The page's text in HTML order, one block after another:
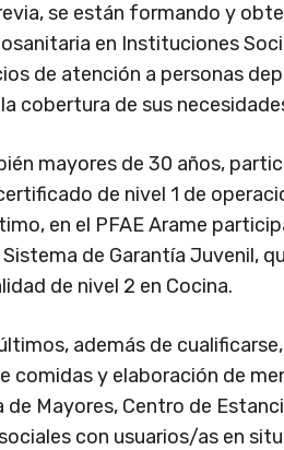
se están formando y
en Instituciones
de atención a personas
cobertura de sus
mayores de 30 años,
de nivel 1 de
en el PFAE Arame
de Garantía Juvenil,
de nivel 2 en Cocina.
además de
comidas y elaboración de
Mayores, Centro de
con usuarios/as en